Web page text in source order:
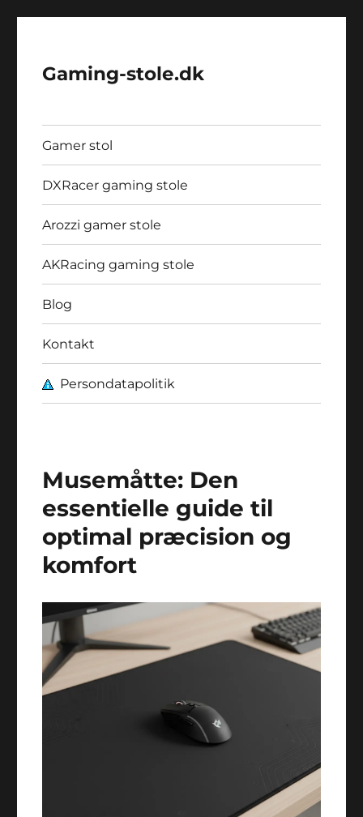
Gaming-stole.dk
Gamer stol
DXRacer gaming stole
Arozzi gamer stole
AKRacing gaming stole
Blog
Kontakt
Persondatapolitik
Musemåtte: Den
essentielle guide til
optimal præcision og
komfort